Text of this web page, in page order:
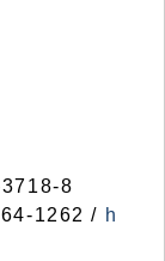
8
1262 / h